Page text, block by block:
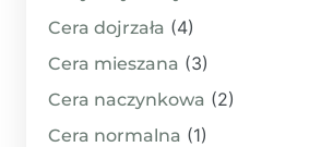
Cera dojrzała (4)
Cera mieszana (3)
Cera naczynkowa (2)
Cera normalna (1)